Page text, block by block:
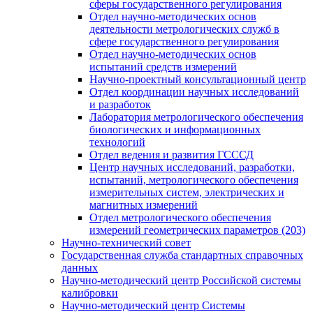
сферы государственного регулирования
Отдел научно-методических основ
деятельности метрологических служб в
сфере государственного регулирования
Отдел научно-методических основ
испытаний средств измерений
Научно-проектный консультационный центр
Отдел координации научных исследований
и разработок
Лаборатория метрологического обеспечения
биологических и информационных
технологий
Отдел ведения и развития ГСССД
Центр научных исследований, разработки,
испытаний, метрологического обеспечения
измерительных систем, электрических и
магнитных измерений
Отдел метрологического обеспечения
измерений геометрических параметров (203)
Научно-технический совет
Государственная служба стандартных справочных
данных
Научно-методический центр Российской системы
калибровки
Научно-методический центр Системы